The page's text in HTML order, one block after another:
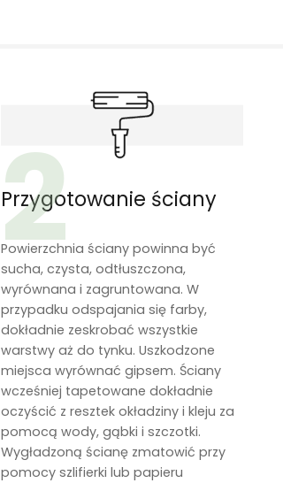
2
Przygotowanie ściany
Powierzchnia ściany powinna być
sucha, czysta, odtłuszczona,
wyrównana i zagruntowana. W
przypadku odspajania się farby,
dokładnie zeskrobać wszystkie
warstwy aż do tynku. Uszkodzone
miejsca wyrównać gipsem. Ściany
wcześniej tapetowane dokładnie
oczyścić z resztek okładziny i kleju za
pomocą wody, gąbki i szczotki.
Wygładzoną ścianę zmatowić przy
pomocy szlifierki lub papieru